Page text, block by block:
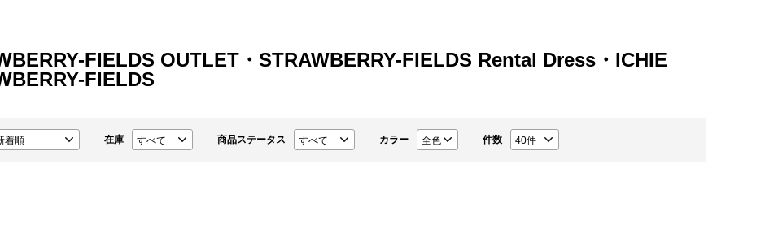
FIELDS OUTLET・STRAWBERRY-FIELDS Rental Dress・ICHIE
FIELDS
在庫 商品ステータス カラー 件数